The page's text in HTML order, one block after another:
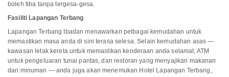
boleh tiba tanpa tergesa-gesa.
Fasiliti Lapangan Terbang
Lapangan Terbang Ibadan menawarkan pelbagai kemudahan untuk
memastikan masa anda di sini terasa selesa. Selain kemudahan asas —
kawasan letak kereta untuk memastikan kenderaan anda selamat, ATM
untuk pengeluaran tunai pantas, dan restoran yang menyajikan makanan
dan minuman — anda juga akan menemukan Hotel Lapangan Terbang,